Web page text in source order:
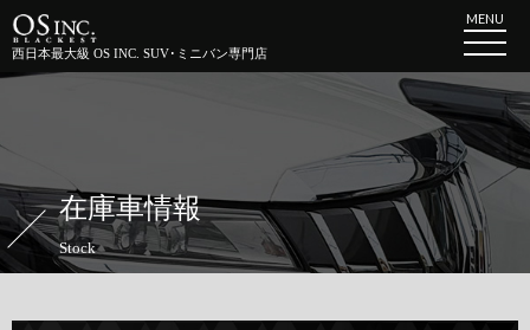
西日本最大級 OS INC. SUV･ミニバン専門店
MENU
在庫車情報
Stock